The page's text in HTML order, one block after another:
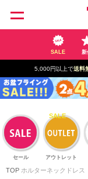
SALE 新
5,000円以上で送料
セール アウトレット
TOP ホルターネックドレス